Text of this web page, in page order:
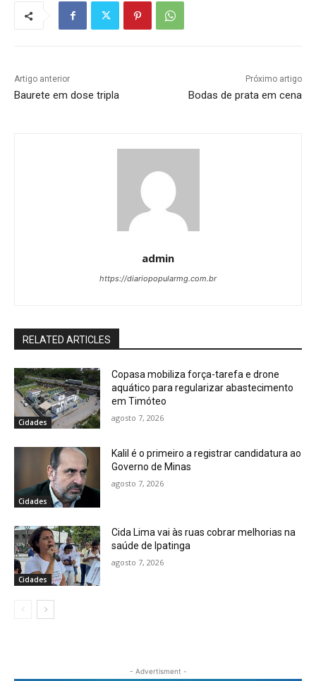
Artigo anterior
Baurete em dose tripla
Próximo artigo
Bodas de prata em cena
admin
https://diariopopularmg.com.br
RELATED ARTICLES
Cidades
Copasa mobiliza força-tarefa e drone
aquático para regularizar abastecimento
em Timóteo
agosto 7, 2026
Cidades
Kalil é o primeiro a registrar candidatura ao
Governo de Minas
agosto 7, 2026
Cidades
Cida Lima vai às ruas cobrar melhorias na
saúde de Ipatinga
agosto 7, 2026
- Advertisment -